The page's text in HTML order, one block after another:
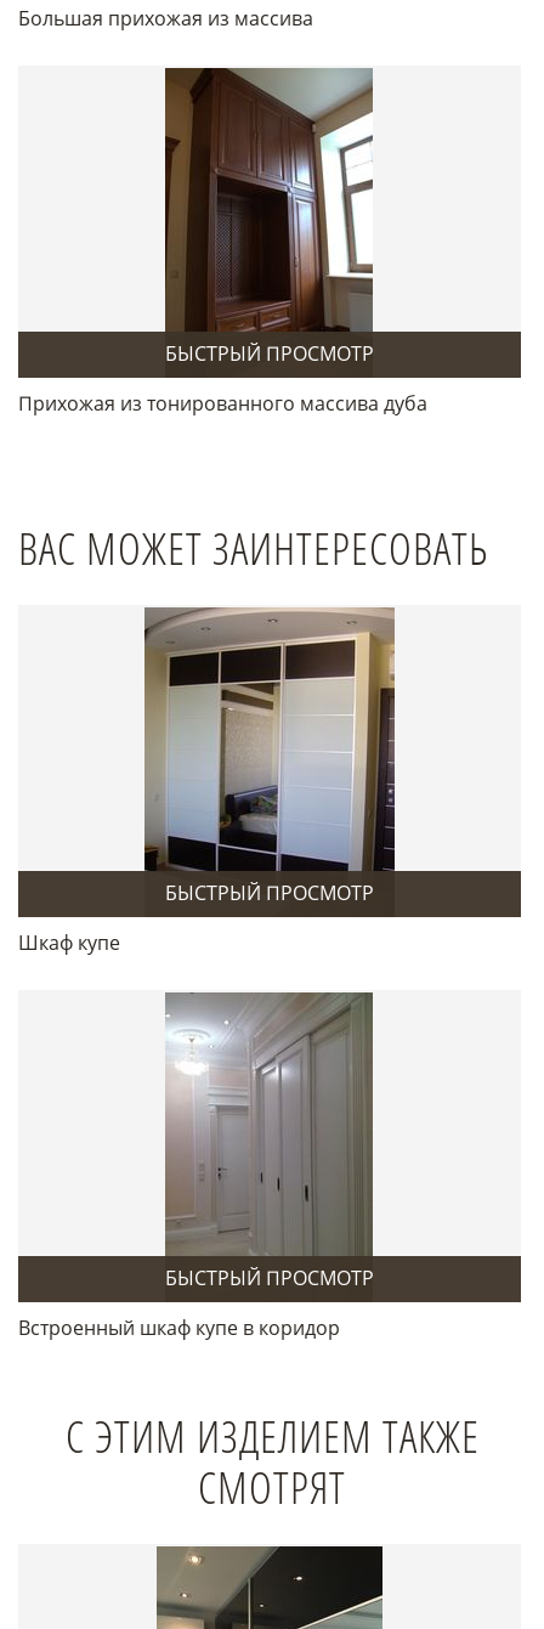
Большая прихожая из массива
БЫСТРЫЙ ПРОСМОТР
Прихожая из тонированного массива дуба
ВАС МОЖЕТ ЗАИНТЕРЕСОВАТЬ
БЫСТРЫЙ ПРОСМОТР
Шкаф купе
БЫСТРЫЙ ПРОСМОТР
Встроенный шкаф купе в коридор
С ЭТИМ ИЗДЕЛИЕМ ТАКЖЕ
СМОТРЯТ